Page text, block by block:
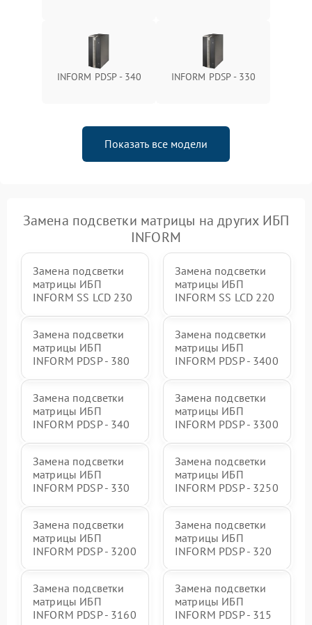
Поломка системы защиты
Повреждение системы
защиты от перегрева
перенапряжения
INFORM PDSP - 340 INFORM PDSP - 330
Показать все модели
Замена подсветки матрицы на других ИБП
INFORM
Замена подсветки
матрицы ИБП
INFORM SS LCD 230
Замена подсветки
матрицы ИБП
INFORM SS LCD 220
Замена подсветки
матрицы ИБП
INFORM PDSP - 380
Замена подсветки
матрицы ИБП
INFORM PDSP - 3400
Замена подсветки
матрицы ИБП
INFORM PDSP - 340
Замена подсветки
матрицы ИБП
INFORM PDSP - 3300
Замена подсветки
матрицы ИБП
INFORM PDSP - 330
Замена подсветки
матрицы ИБП
INFORM PDSP - 3250
Замена подсветки
матрицы ИБП
INFORM PDSP - 3200
Замена подсветки
матрицы ИБП
INFORM PDSP - 320
Замена подсветки
матрицы ИБП
INFORM PDSP - 3160
Замена подсветки
матрицы ИБП
INFORM PDSP - 315